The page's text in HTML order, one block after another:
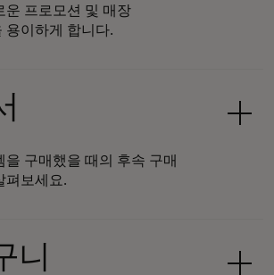
운 프로모션 및 매장
용이하게 합니다.
을 구매했을 때의 후속 구매
펴보세요.
니